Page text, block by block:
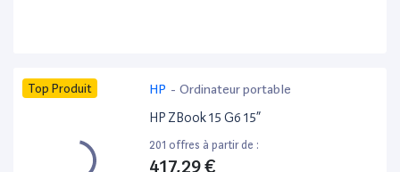
Top Produit HP - Ordinateur portable
HP ZBook 15 G6 15”
201 offres à partir de :
417,29 €